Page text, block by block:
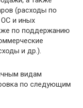
(расходы по
ОС и иных
по поддержанию
и др.).
видам
по следующим